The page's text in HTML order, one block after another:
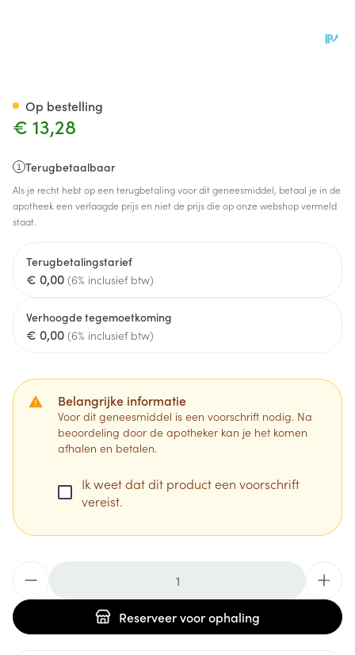
€ 13,28
Terugbetaalbaar
Als je recht hebt op een terugbetaling voor dit geneesmiddel, betaal je in de
apotheek een verlaagde prijs en niet de prijs die op onze webshop vermeld
staat.
Terugbetalingstarief
€ 0,00 (6% inclusief btw)
Verhoogde tegemoetkoming
€ 0,00 (6% inclusief btw)
Belangrijke informatie
Voor dit geneesmiddel is een voorschrift nodig. Na
beoordeling door de apotheker kan je het komen
afhalen en betalen.
Ik weet dat dit product een voorschrift
vereist.
Reserveervoor ophaling
Op bestelling